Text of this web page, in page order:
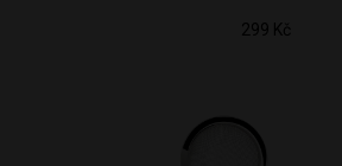
299 Kč